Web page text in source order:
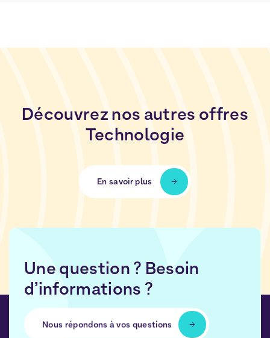
Découvrez nos autres offres
Technologie
En savoir plus
Une question ? Besoin
d’informations ?
Nous répondons à vos questions